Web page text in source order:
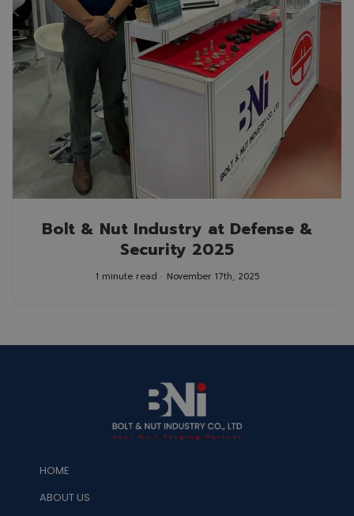
Bolt & Nut Industry at Defense &
Security 2025
1 minute read November 17th, 2025
HOME
ABOUT US